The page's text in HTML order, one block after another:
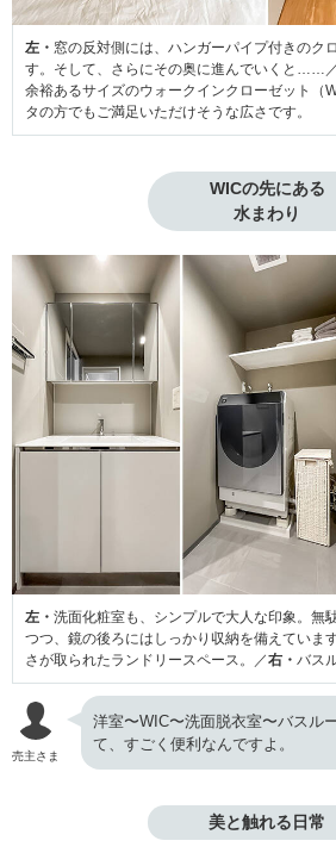
左・ 窓の反対側には、ハンガーパイプ付きのク
す。そして、さらにその奥に進んでいくと……／
余裕あるサイズのウォークインクローゼット（
タの方でもご満足いただけそうな広さです。
WICの先にある
水まわり
左・ 洗面化粧室も、シンプルで大人な印象。無
つつ、鏡の後ろにはしっかり収納を備えていま
さが取られたランドリースペース。／右・ バス
売主さま
洋室〜WIC〜洗面脱衣室〜バスル
て、すごく便利なんですよ。
美と触れる日常